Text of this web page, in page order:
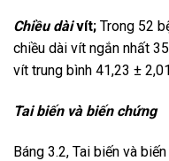
Chiều dàivít; Trong 52
chiều dài vít ngắn nhất
vít trung bình 41,23 ±
Tai biến và biến chứng
Báng 3.2, Tai biến và